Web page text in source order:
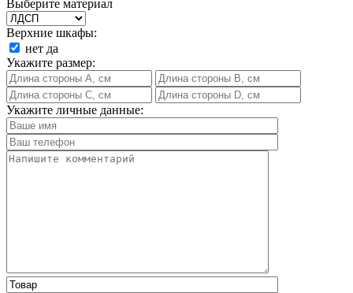
Выберите материал
Верхние шкафы:
нет да
Укажите размер:
Укажите личные данные: